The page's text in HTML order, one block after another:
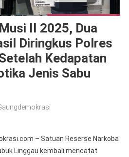
II 2025, Dua
Diringkus Polres
Kedapatan
Jenis Sabu
– Satuan Reserse Narkoba
Linggau kembali mencatat